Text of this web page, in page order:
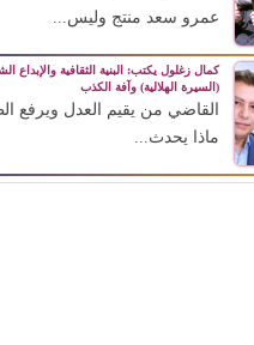
عمرو سعد منتج وليس...
(السيرة الهلالية) وآفة الكذب
القاضي من يقيم العدل ويرفع
ماذا يحدث...